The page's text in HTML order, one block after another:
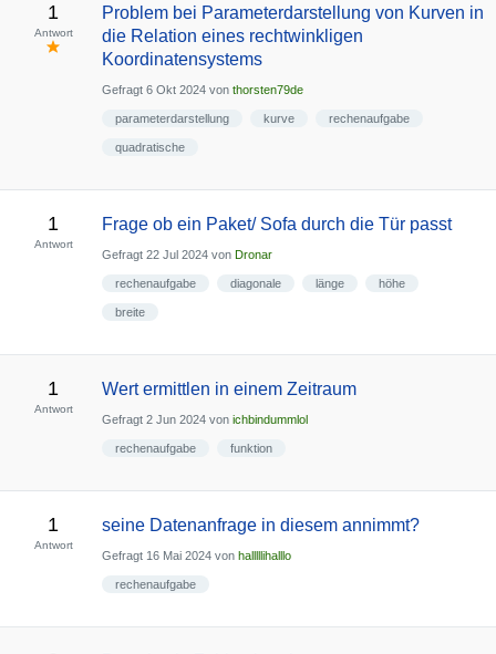
1
Antwort
Problem bei Parameterdarstellung von Kurven in
die Relation eines rechtwinkligen
Koordinatensystems
Gefragt 6 Okt 2024 von thorsten79de
parameterdarstellung kurve rechenaufgabe
quadratische
1
Antwort
Frage ob ein Paket/ Sofa durch die Tür passt
Gefragt 22 Jul 2024 von Dronar
rechenaufgabe diagonale länge höhe
breite
1
Antwort
Wert ermittlen in einem Zeitraum
Gefragt 2 Jun 2024 von ichbindummlol
rechenaufgabe funktion
1
Antwort
seine Datenanfrage in diesem annimmt?
Gefragt 16 Mai 2024 von halllllihalllo
rechenaufgabe